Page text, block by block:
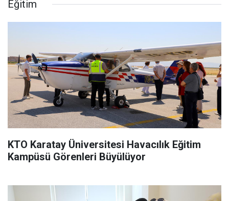
Eğitim
KTO Karatay Üniversitesi Havacılık Eğitim
Kampüsü Görenleri Büyülüyor